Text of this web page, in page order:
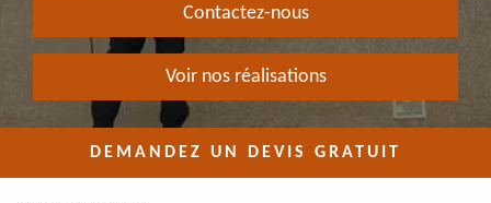
Contactez-nous
Voir nos réalisations
DEMANDEZ UN DEVIS GRATUIT